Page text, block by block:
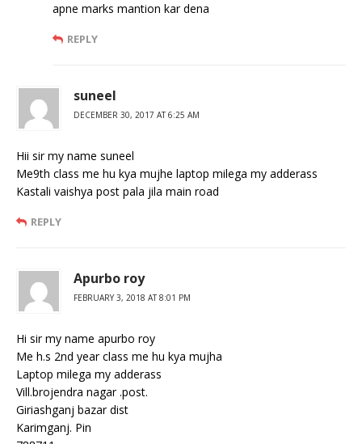
apne marks mantion kar dena
REPLY
suneel
DECEMBER 30, 2017 AT 6:25 AM
Hii sir my name suneel
Me9th class me hu kya mujhe laptop milega my adderass
Kastali vaishya post pala jila main road
REPLY
Apurbo roy
FEBRUARY 3, 2018 AT 8:01 PM
Hi sir my name apurbo roy
Me h.s 2nd year class me hu kya mujha
Laptop milega my adderass
Vill.brojendra nagar .post.
Giriashganj bazar dist
Karimganj. Pin